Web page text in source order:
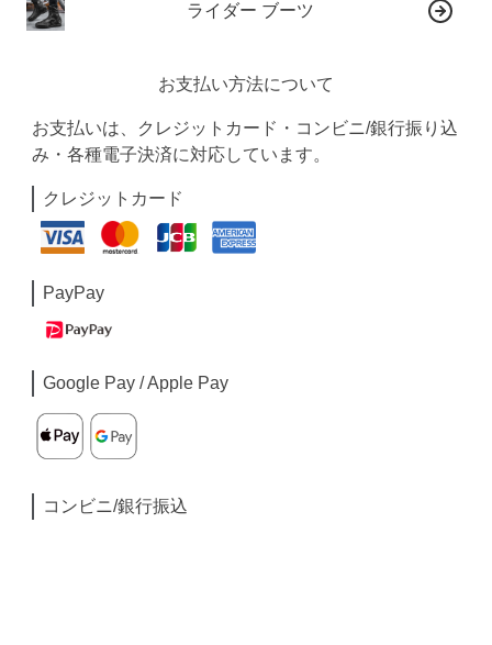
ライダー ブーツ
お支払い方法について
お支払いは、クレジットカード・コンビニ/銀行振り込
み・各種電子決済に対応しています。
クレジットカード
PayPay
Google Pay / Apple Pay
コンビニ/銀行振込